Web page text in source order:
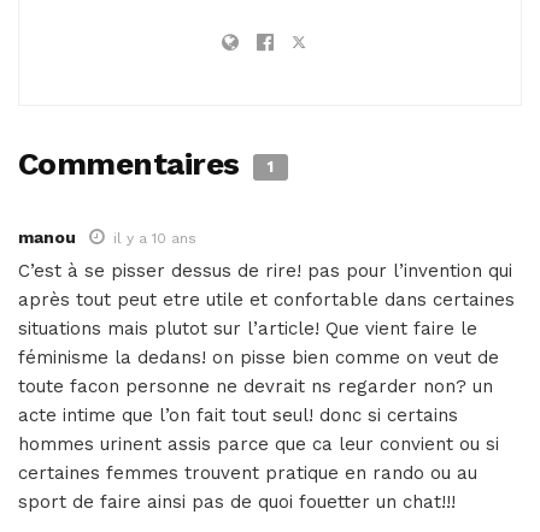
Commentaires 1
manou il y a 10 ans
C’est à se pisser dessus de rire! pas pour l’invention qui
après tout peut etre utile et confortable dans certaines
situations mais plutot sur l’article! Que vient faire le
féminisme la dedans! on pisse bien comme on veut de
toute facon personne ne devrait ns regarder non? un
acte intime que l’on fait tout seul! donc si certains
hommes urinent assis parce que ca leur convient ou si
certaines femmes trouvent pratique en rando ou au
sport de faire ainsi pas de quoi fouetter un chat!!!